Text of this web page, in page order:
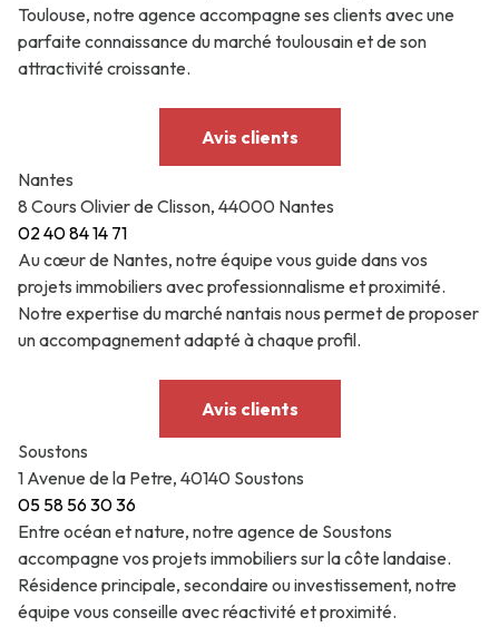
Toulouse, notre agence accompagne ses clients avec une
parfaite connaissance du marché toulousain et de son
attractivité croissante.
Avis clients
Nantes
8 Cours Olivier de Clisson, 44000 Nantes
02 40 84 14 71
Au cœur de Nantes, notre équipe vous guide dans vos
projets immobiliers avec professionnalisme et proximité.
Notre expertise du marché nantais nous permet de proposer
un accompagnement adapté à chaque profil.
Avis clients
Soustons
1 Avenue de la Petre, 40140 Soustons
05 58 56 30 36
Entre océan et nature, notre agence de Soustons
accompagne vos projets immobiliers sur la côte landaise.
Résidence principale, secondaire ou investissement, notre
équipe vous conseille avec réactivité et proximité.